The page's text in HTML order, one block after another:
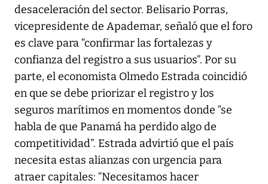
desaceleración del sector. Belisario Porras,
vicepresidente de Apademar, señaló que el foro
es clave para “confirmar las fortalezas y
confianza del registro a sus usuarios”. Por su
parte, el economista Olmedo Estrada coincidió
en que se debe priorizar el registro y los
seguros marítimos en momentos donde “se
habla de que Panamá ha perdido algo de
competitividad”. Estrada advirtió que el país
necesita estas alianzas con urgencia para
atraer capitales: “Necesitamos hacer